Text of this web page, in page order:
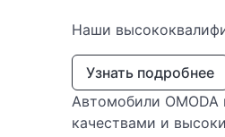
Наши
Узнать подробнее
Автомобили
качествами и